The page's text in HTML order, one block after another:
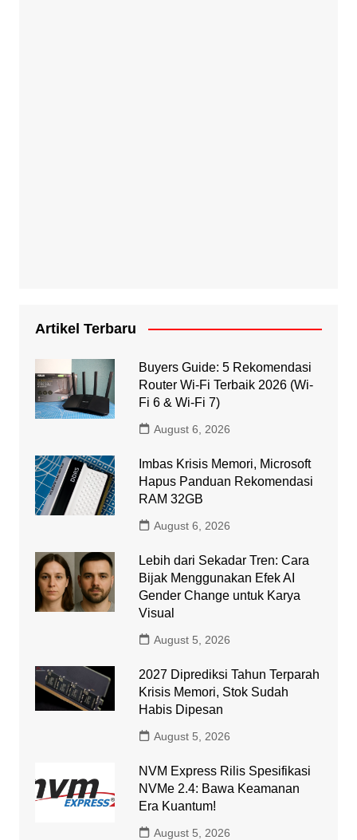
Artikel Terbaru
Buyers Guide: 5 Rekomendasi
Router Wi-Fi Terbaik 2026 (Wi-
Fi 6 & Wi-Fi 7)
August 6, 2026
Imbas Krisis Memori, Microsoft
Hapus Panduan Rekomendasi
RAM 32GB
August 6, 2026
Lebih dari Sekadar Tren: Cara
Bijak Menggunakan Efek AI
Gender Change untuk Karya
Visual
August 5, 2026
2027 Diprediksi Tahun Terparah
Krisis Memori, Stok Sudah
Habis Dipesan
August 5, 2026
NVM Express Rilis Spesifikasi
NVMe 2.4: Bawa Keamanan
Era Kuantum!
August 5, 2026